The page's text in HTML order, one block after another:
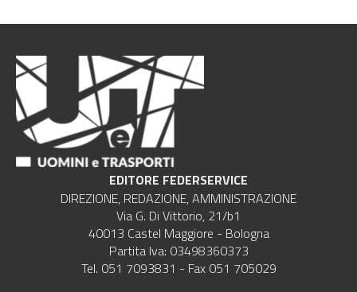
EDITORE FEDERSERVICE
DIREZIONE, REDAZIONE, AMMINISTRAZIONE
Via G. Di Vittorio, 21/b1
40013 Castel Maggiore - Bologna
Partita Iva: 03498360373
Tel. 051 7093831 - Fax 051 705029